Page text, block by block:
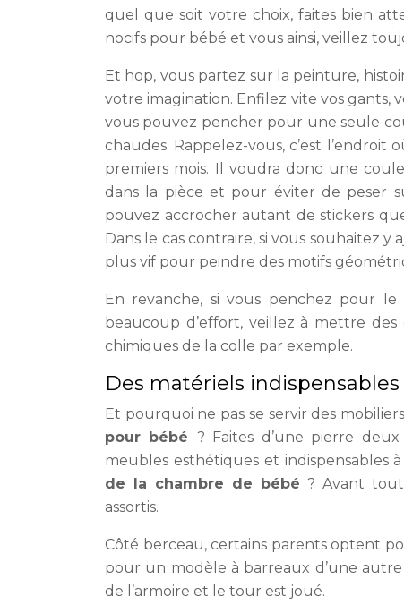
quel que soit votre choix, faites bien
nocifs pour bébé et vous ainsi, veillez
Et hop, vous partez sur la peinture,
votre imagination. Enfilez vite vos gants,
vous pouvez pencher pour une seule
chaudes. Rappelez-vous, c’est
premiers mois. Il voudra donc une
dans la pièce et pour éviter de peser
pouvez accrocher autant de stickers
Dans le cas contraire, si vous souhaitez
plus vif pour peindre des motifs
En revanche, si vous penchez pour
beaucoup d’effort, veillez à mettre
chimiques de la colle par exemple.
Des matériels
Et pourquoi ne pas se servir des
pour bébé ? Faites d’une pierre
meubles esthétiques et indispensables
de la chambre de bébé ? Avant tout
assortis.
Côté berceau, certains parents optent
pour un modèle à barreaux d’une
de l’armoire et le tour est joué.